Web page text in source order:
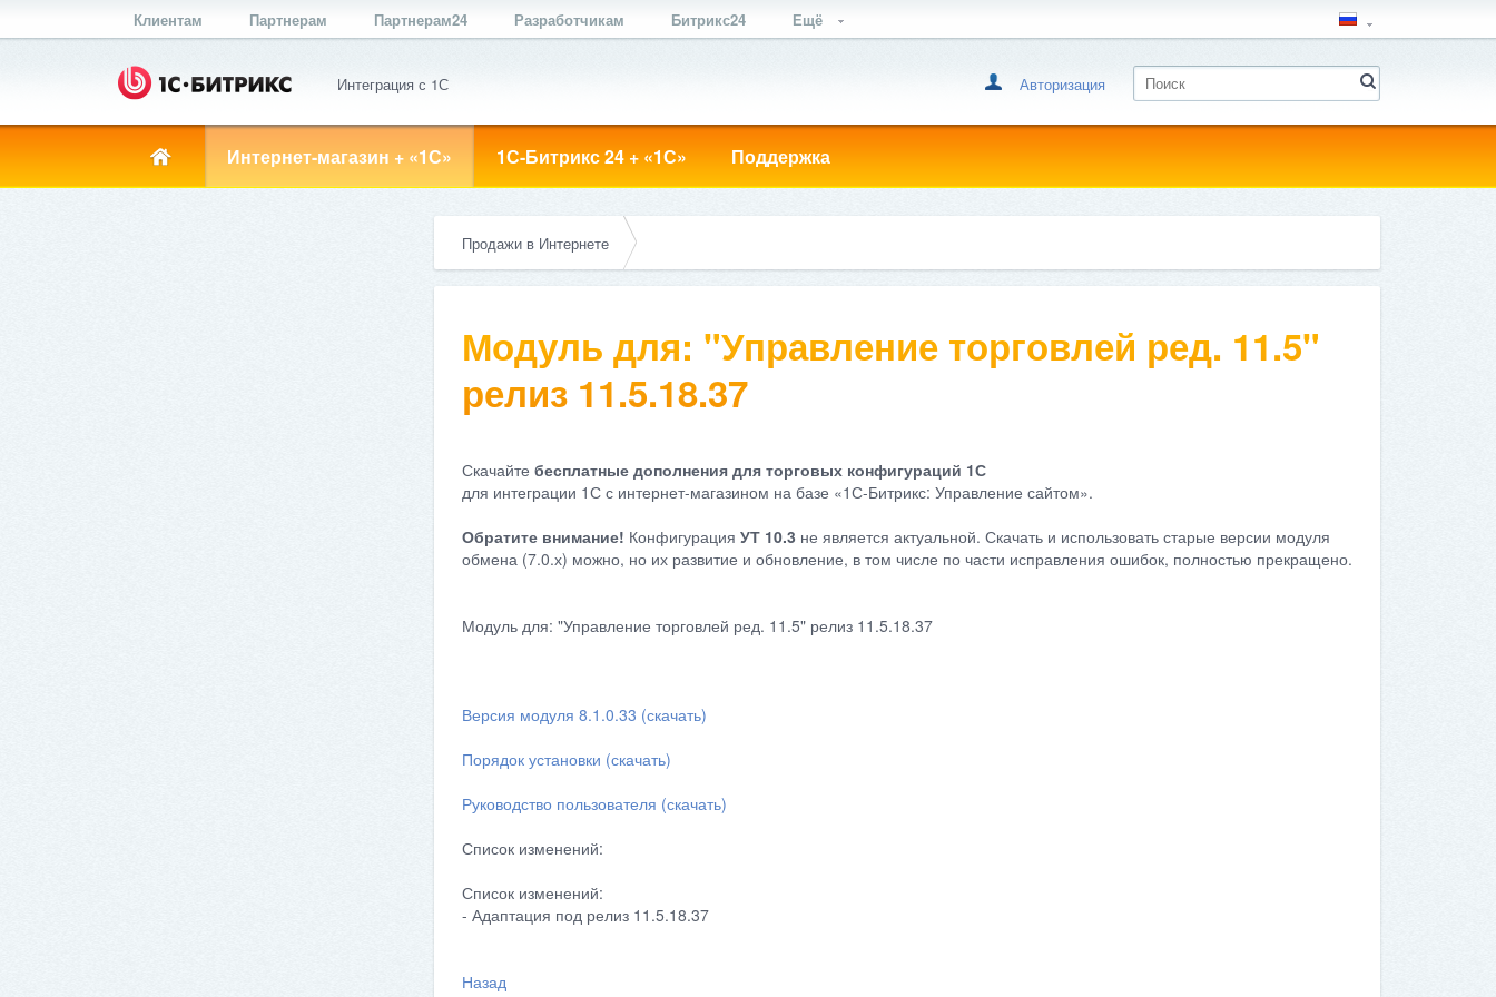
Клиентам Партнерам Партнерам24 Разработчикам Битрикс24 Ещё
Интеграция с 1С Авторизация
Интернет-магазин + «1С» 1С-Битрикс 24 + «1С» Поддержка
Продажи в Интернете
Модуль для: "Управление торговлей ред. 11.5"
релиз 11.5.18.37
Скачайте бесплатные дополнения для торговых конфигураций 1С
для интеграции 1С с интернет-магазином на базе «1С-Битрикс: Управление сайтом».
Обратите внимание! Конфигурация УТ 10.3 не является актуальной. Скачать и использовать старые версии модуля
обмена (7.0.х) можно, но их развитие и обновление, в том числе по части исправления ошибок, полностью прекращено.
Модуль для: "Управление торговлей ред. 11.5" релиз 11.5.18.37
Версия модуля 8.1.0.33 (скачать)
Порядок установки (скачать)
Руководство пользователя (скачать)
Список изменений:
Список изменений:
- Адаптация под релиз 11.5.18.37
Назад